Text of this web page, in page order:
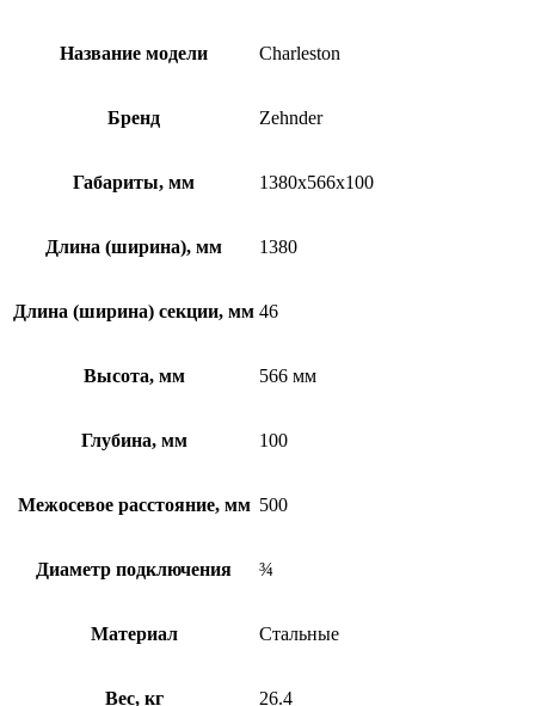
Название модели Charleston
Бренд Zehnder
Габариты, мм 1380x566x100
Длина (ширина), мм 1380
Длина (ширина) секции, мм 46
Высота, мм 566 мм
Глубина, мм 100
Межосевое расстояние, мм 500
Диаметр подключения ¾
Материал Стальные
Вес, кг 26.4